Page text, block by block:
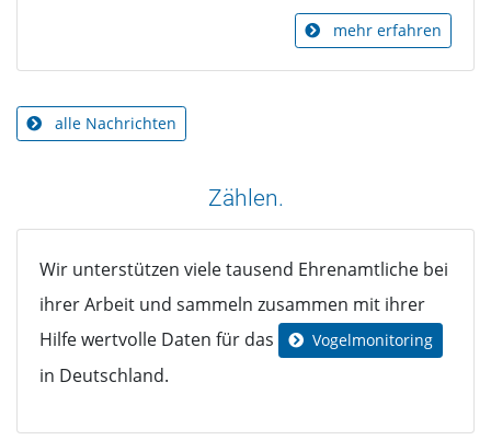
mehr erfahren
alle Nachrichten
Zählen.
Wir unterstützen viele tausend Ehrenamtliche bei
ihrer Arbeit und sammeln zusammen mit ihrer
Hilfe wertvolle Daten für das
Vogelmonitoring
in Deutschland.